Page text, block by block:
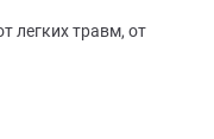
легких травм, от